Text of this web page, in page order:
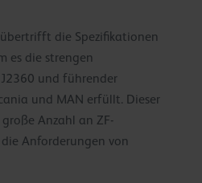
die Spezifikationen
es die strengen
und führender
und MAN erfüllt. Dieser
Anzahl an ZF-
Anforderungen von